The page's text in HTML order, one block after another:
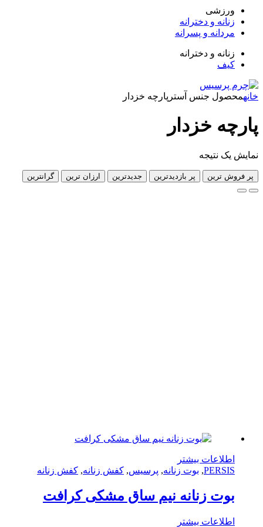
و دخترانه
و پسرانه
و دخترانه
جنس آسترپارچه خزدار
خزدار
نتیجه
ترین پر بازدیدترین جدیدترین ارزان ترین گرانترین
بیشتر
بوت زنانه ,پرسیس, کفش زنانه,کفش زنانه
زنانه نیم ساق مشکی کرافت
بیشتر